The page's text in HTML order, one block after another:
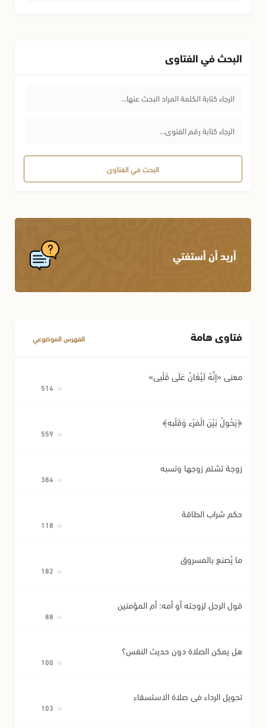
البحث في الفتاوى
البحث في الفتاوى
أريد أن أستفتي
فتاوى هامة الفهرس الموضوعي
معنى «إِنَّهُ لَيُغَانُ عَلَى قَلْبِي»
﴿يَحُولُ بَيْنَ الْمَرْءِ وَقَلْبِهِ﴾
زوجة تشتم زوجها وتسبه
حكم شراب الطاقة
ما يُصنع بالمسروق
قول الرجل لزوجته أو أمه: أم المؤمنين
هل يمكن الصلاة دون حديث النفس؟
تحويل الرداء في صلاة الاستسقاء